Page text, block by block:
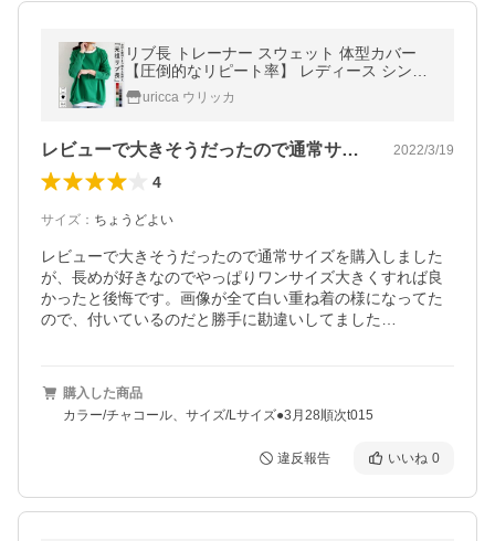
リブ長 トレーナー スウェット 体型カバー
【圧倒的なリピート率】 レディース シンプ
ル 春 秋 長袖 黒 白 トップス ^t015^
uricca ウリッカ
レビューで大きそうだったので通常サイズ… 2022/3/19
4
サイズ ： ちょうどよい
レビューで大きそうだったので通常サイズを購入しました
が、長めが好きなのでやっぱりワンサイズ大きくすれば良
かったと後悔です。画像が全て白い重ね着の様になってた
ので、付いているのだと勝手に勘違いしてました…
購入した商品
カラー/チャコール、サイズ/Lサイズ●3月28順次t015
違反報告 いいね 0